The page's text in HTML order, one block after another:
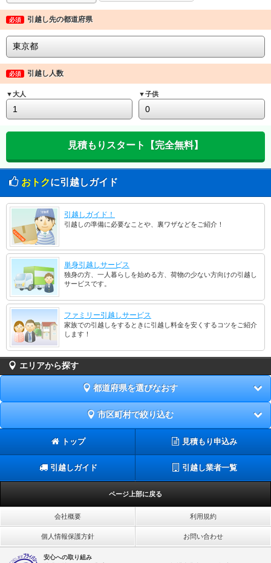
必須 引越し先の都道府県
必須 引越し人数
▼大人 ▼子供
おトクに引越しガイド
引越しガイド！
引越しの準備に必要なことや、裏ワザなどをご紹介！
単身引越しサービス
独身の方、一人暮らしを始める方、荷物の少ない方向けの引越し
サービスです。
ファミリー引越しサービス
家族での引越しをするときに引越し料金を安くするコツをご紹介
します！
エリアから探す
都道府県を選びなおす
市区町村で絞り込む
トップ 見積もり申込み
引越しガイド 引越し業者一覧
ページ上部に戻る
会社概要 利用規約
個人情報保護方針 お問い合わせ
安心への取り組み